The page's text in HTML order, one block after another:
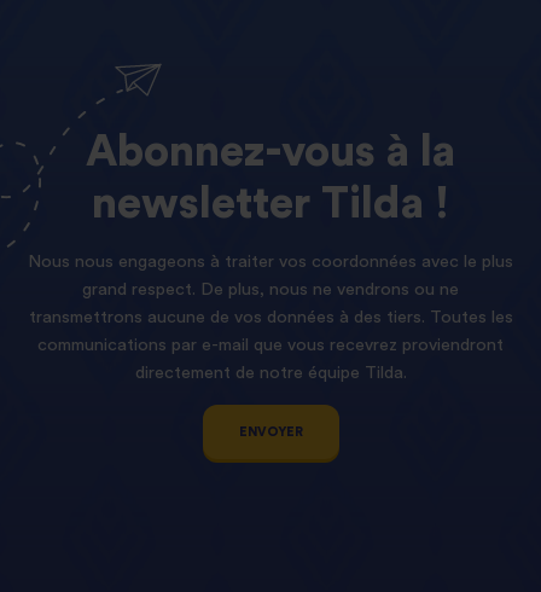
Abonnez-vous à
la
newsletter Tilda !
Nous nous engageons à traiter vos coordonnées avec le plus
grand respect. De plus, nous ne vendrons ou ne
transmettrons aucune de vos données à des tiers. Toutes les
communications par e-mail que vous recevrez proviendront
directement de notre équipe Tilda.
ENVOYER